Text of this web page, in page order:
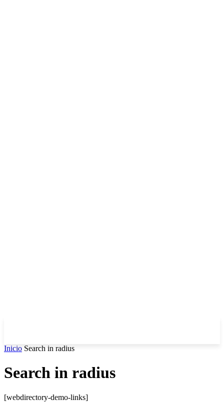
Inicio Search in radius
Search in radius
[webdirectory-demo-links]